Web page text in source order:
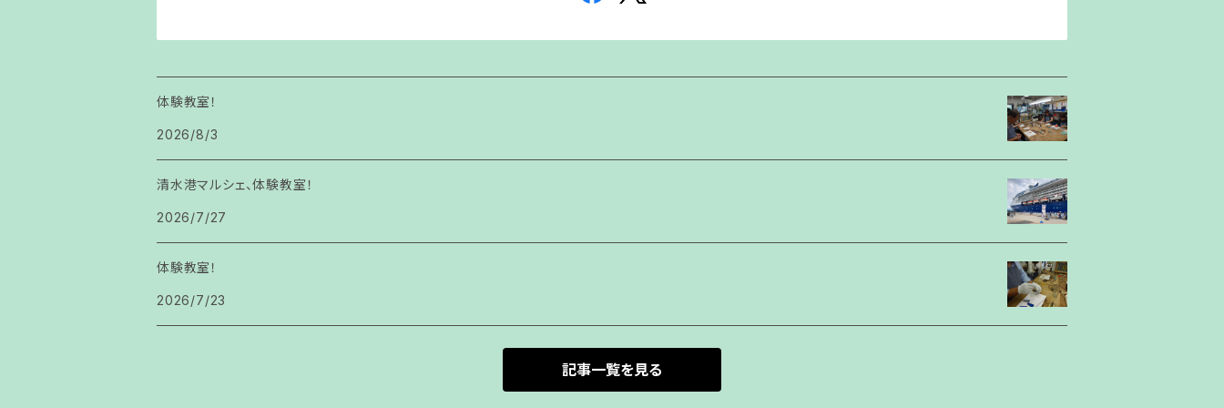
体験教室！
2026/8/3
清水港マルシェ、体験教室！
2026/7/27
体験教室！
2026/7/23
記事一覧を見る